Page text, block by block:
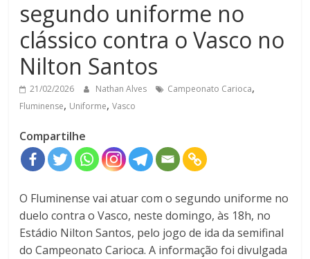
segundo uniforme no
clássico contra o Vasco no
Nilton Santos
21/02/2026 Nathan Alves Campeonato Carioca,
Fluminense, Uniforme,Vasco
Compartilhe
O Fluminense vai atuar com o segundo uniforme no
duelo contra o Vasco, neste domingo, às 18h, no
Estádio Nilton Santos, pelo jogo de ida da semifinal
do Campeonato Carioca. A informação foi divulgada